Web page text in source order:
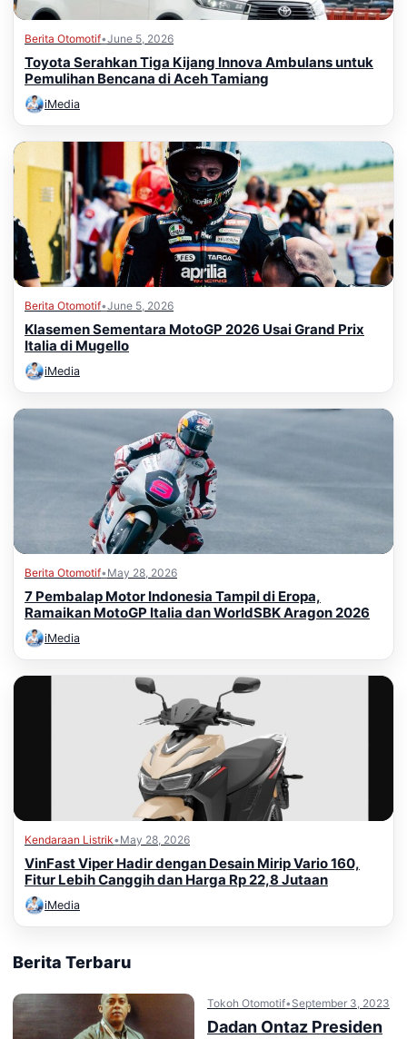
Berita Otomotif•June 5, 2026
Toyota Serahkan Tiga Kijang Innova Ambulans untuk
Pemulihan Bencana di Aceh Tamiang
iMedia
Berita Otomotif•June 5, 2026
Klasemen Sementara MotoGP 2026 Usai Grand Prix
Italia di Mugello
iMedia
Berita Otomotif• May 28, 2026
7 Pembalap Motor Indonesia Tampil di Eropa,
Ramaikan MotoGP Italia dan WorldSBK Aragon 2026
iMedia
Kendaraan Listrik• May 28, 2026
VinFast Viper Hadir dengan Desain Mirip Vario 160,
Fitur Lebih Canggih dan Harga Rp 22,8 Jutaan
iMedia
Berita Terbaru
Tokoh Otomotif• September 3, 2023
Dadan Ontaz Presiden